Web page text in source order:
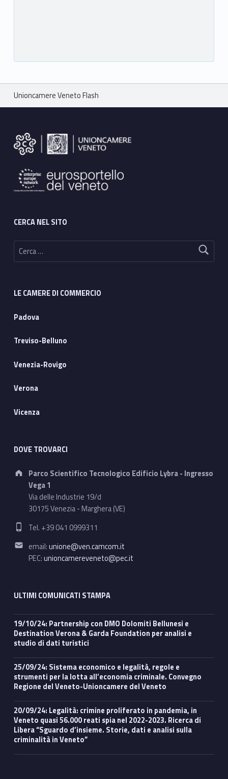
Breadcrumbs navigation
Unioncamere Veneto Flash
CERCA NEL SITO
Ricerca per:
LE CAMERE DI COMMERCIO
Padova
Treviso-Belluno
Venezia-Rovigo
Verona
Vicenza
DOVE TROVARCI
Address:
Parco Scientifico Tecnologico Edificio Lybra - Ingresso
Vega 1
Via delle Industrie 19/d
30175 Venezia - Marghera (VE)
Phone number:
Tel. +39 041 0999311
Email address:
email:unione@ven.camcom.it
PEC:unioncamereveneto@pec.it
ULTIMI COMUNICATI STAMPA
19/10/24: Partnership con DMO Dolomiti Bellunesi e
Destination Verona & Garda Foundation per analisi e
studio di dati turistici
25/09/24: Sistema economico e legalità, regole e
strumenti per la lotta all’economia criminale. Convegno
Regione del Veneto-Unioncamere del Veneto
20/09/24: Legalità: crimine proliferato in pandemia, in
Veneto quasi 56.000 reati spia nel 2022-2023. Ricerca di
Libera “Sguardo d’insieme. Storie, dati e analisi sulla
criminalità in Veneto”